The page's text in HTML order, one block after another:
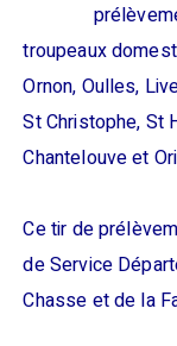
troupeaux
Ornon, Oulles,
St Christophe, St
Chantelouve et
Ce tir de
de Service
Chasse et de la